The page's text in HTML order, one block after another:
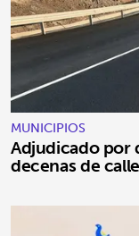
MUNICIPIOS
Adjudicado por
decenas de